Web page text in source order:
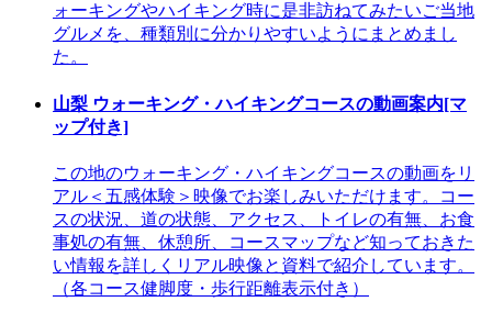
ォーキングやハイキング時に是非訪ねてみたいご当地
グルメを、種類別に分かりやすいようにまとめまし
た。
山梨 ウォーキング・ハイキングコースの動画案内[マ
ップ付き]
この地のウォーキング・ハイキングコースの動画をリ
アル＜五感体験＞映像でお楽しみいただけます。コー
スの状況、道の状態、アクセス、トイレの有無、お食
事処の有無、休憩所、コースマップなど知っておきた
い情報を詳しくリアル映像と資料で紹介しています。
（各コース健脚度・歩行距離表示付き）